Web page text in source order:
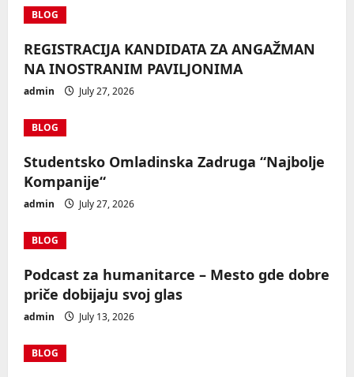
BLOG
REGISTRACIJA KANDIDATA ZA ANGAŽMAN
NA INOSTRANIM PAVILJONIMA
admin July 27, 2026
BLOG
Studentsko Omladinska Zadruga “Najbolje
Kompanije“
admin July 27, 2026
BLOG
Podcast za humanitarce – Mesto gde dobre
priče dobijaju svoj glas
admin July 13, 2026
BLOG